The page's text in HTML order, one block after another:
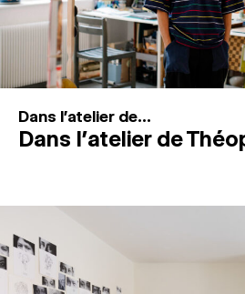
Recherche
Connexion
Dans l'atelier de...
Dans l’atelier de